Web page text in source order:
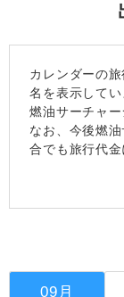
カレンダーの
名を表示してい
燃油サーチャー
なお、今後燃
合でも旅行代金
09月